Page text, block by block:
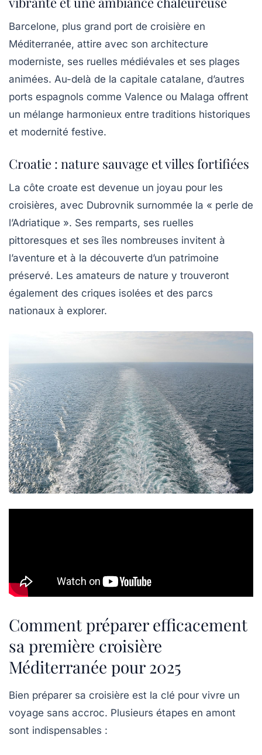
Barcelone, plus grand port de croisière en
Méditerranée, attire avec son architecture
moderniste, ses ruelles médiévales et ses plages
animées. Au-delà de la capitale catalane, d’autres
ports espagnols comme Valence ou Malaga offrent
un mélange harmonieux entre traditions historiques
et modernité festive.
Croatie : nature sauvage et villes fortifiées
La côte croate est devenue un joyau pour les
croisières, avec Dubrovnik surnommée la « perle de
l’Adriatique ». Ses remparts, ses ruelles
pittoresques et ses îles nombreuses invitent à
l’aventure et à la découverte d’un patrimoine
préservé. Les amateurs de nature y trouveront
également des criques isolées et des parcs
nationaux à explorer.
Comment préparer efficacement
sa première croisière
Méditerranée pour 2025
Bien préparer sa croisière est la clé pour vivre un
voyage sans accroc. Plusieurs étapes en amont
sont indispensables :